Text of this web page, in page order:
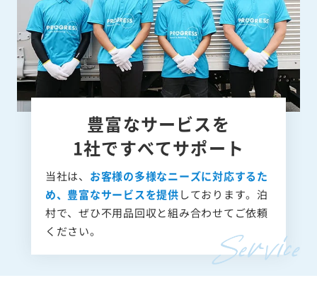
豊富なサービスを
1社ですべてサポート
当社は、 お客様の多様なニーズに対応するた
め、豊富なサービスを提供しております。泊
村で、ぜひ不用品回収と組み合わせてご依頼
ください。